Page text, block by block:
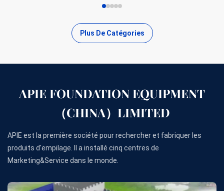
Plus De Catégories
APIE FOUNDATION EQUIPMENT
（CHINA）LIMITED
APIE est la première société pour rechercher et fabriquer les
produits d'empilage. Il a installé cinq centres de
Marketing&Service dans le monde.